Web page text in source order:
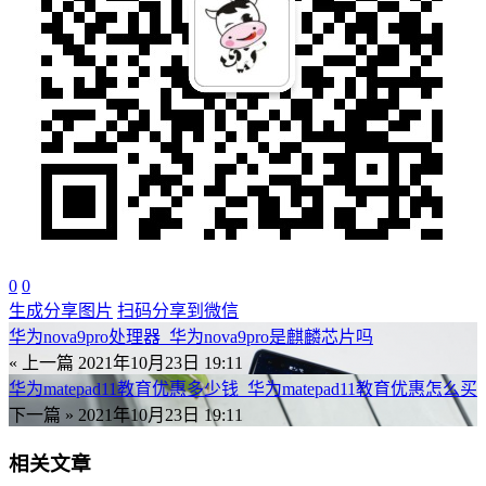
0 0
生成分享图片 扫码分享到微信
华为nova9pro处理器_华为nova9pro是麒麟芯片吗
« 上一篇 2021年10月23日 19:11
华为matepad11教育优惠多少钱_华为matepad11教育优惠怎么买
下一篇 » 2021年10月23日 19:11
相关文章